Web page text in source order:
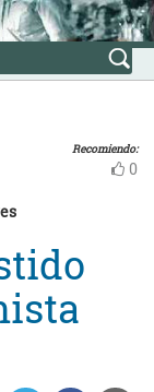
Recomiendo:
0